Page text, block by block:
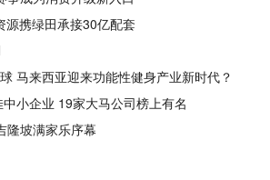
源携绿田承接30亿配套
马来西亚迎来功能性健身产业新时代？
小企业 19家大马公司榜上有名
隆坡满家乐序幕